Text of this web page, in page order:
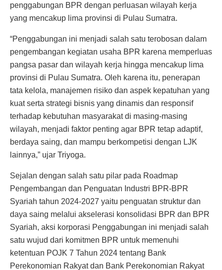
penggabungan BPR dengan perluasan wilayah kerja
yang mencakup lima provinsi di Pulau Sumatra.
“Penggabungan ini menjadi salah satu terobosan dalam
pengembangan kegiatan usaha BPR karena memperluas
pangsa pasar dan wilayah kerja hingga mencakup lima
provinsi di Pulau Sumatra. Oleh karena itu, penerapan
tata kelola, manajemen risiko dan aspek kepatuhan yang
kuat serta strategi bisnis yang dinamis dan responsif
terhadap kebutuhan masyarakat di masing-masing
wilayah, menjadi faktor penting agar BPR tetap adaptif,
berdaya saing, dan mampu berkompetisi dengan LJK
lainnya,” ujar Triyoga.
Sejalan dengan salah satu pilar pada Roadmap
Pengembangan dan Penguatan Industri BPR-BPR
Syariah tahun 2024-2027 yaitu penguatan struktur dan
daya saing melalui akselerasi konsolidasi BPR dan BPR
Syariah, aksi korporasi Penggabungan ini menjadi salah
satu wujud dari komitmen BPR untuk memenuhi
ketentuan POJK 7 Tahun 2024 tentang Bank
Perekonomian Rakyat dan Bank Perekonomian Rakyat